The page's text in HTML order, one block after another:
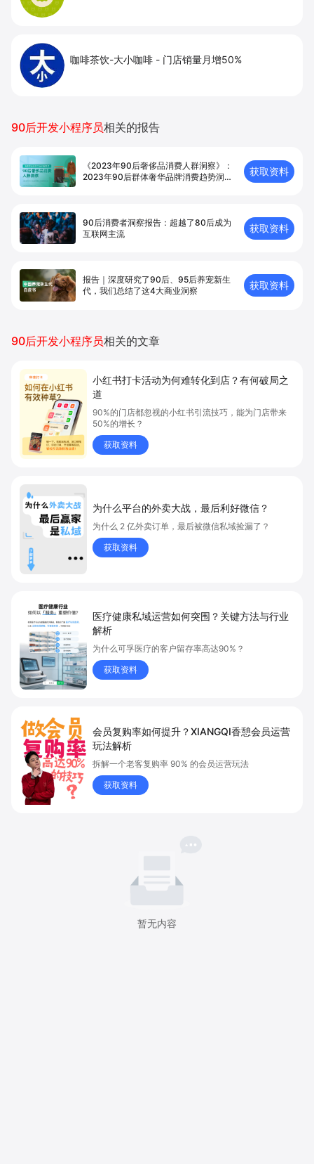
咖啡茶饮-大小咖啡 - 门店销量月增50%
90后开发小程序员相关的报告
《2023年90后奢侈品消费人群洞察》：
2023年90后群体奢华品牌消费趋势洞察
获取资料
90后消费者洞察报告：超越了80后成为
互联网主流
获取资料
报告｜深度研究了90后、95后养宠新生
代，我们总结了这4大商业洞察
获取资料
90后开发小程序员相关的文章
小红书打卡活动为何难转化到店？有何破局之
道
90%的门店都忽视的小红书引流技巧，能为门店带来
50%的增长？
获取资料
为什么平台的外卖大战，最后利好微信？
为什么 2 亿外卖订单，最后被微信私域捡漏了？
获取资料
医疗健康私域运营如何突围？关键方法与行业
解析
为什么可孚医疗的客户留存率高达90%？
获取资料
会员复购率如何提升？XIANGQI香憩会员运营
玩法解析
拆解一个老客复购率 90% 的会员运营玩法
获取资料
暂无内容